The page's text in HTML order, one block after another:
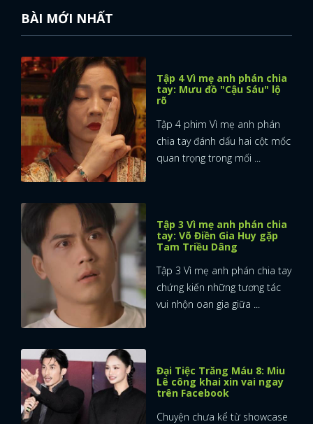
BÀI MỚI NHẤT
Tập 4 Vì mẹ anh phán chia
tay: Mưu đồ "Cậu Sáu" lộ
rõ
Tập 4 phim Vì mẹ anh phán
chia tay đánh dấu hai cột mốc
quan trọng trong mối ...
Tập 3 Vì mẹ anh phán chia
tay: Võ Điền Gia Huy gặp
Tam Triều Dâng
Tập 3 Vì mẹ anh phán chia tay
chứng kiến những tương tác
vui nhộn oan gia giữa ...
Đại Tiệc Trăng Máu 8: Miu
Lê công khai xin vai ngay
trên Facebook
Chuyện chưa kể từ showcase